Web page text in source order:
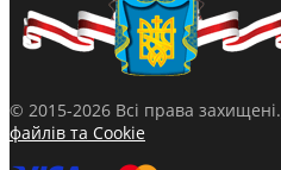
© 2015-2026 Всі права захищені.
файлів та Cookie